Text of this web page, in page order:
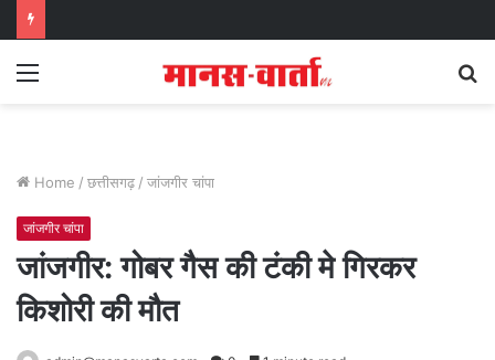
Menu
Home / छत्तीसगढ़ / जांजगीर चांपा
जांजगीर चांपा
जांजगीर: गोबर गैस की टंकी मे गिरकर
किशोरी की मौत